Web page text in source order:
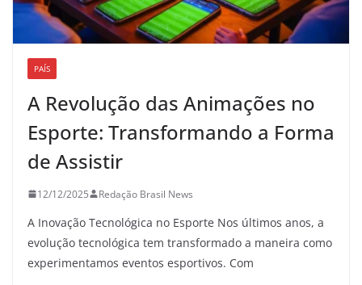
PAÍS
A Revolução das Animações no
Esporte: Transformando a Forma
de Assistir
12/12/2025 Redação Brasil News
A Inovação Tecnológica no Esporte Nos últimos anos, a
evolução tecnológica tem transformado a maneira como
experimentamos eventos esportivos. Com